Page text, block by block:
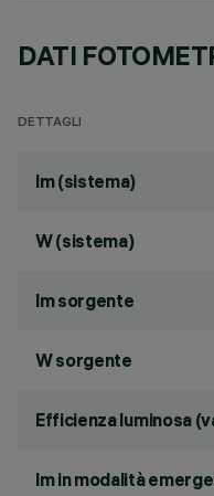
DATI
DETTAGLI
lm (sistema)
W (sistema)
lm sorgente
W sorgente
Efficienza luminosa
lm in modalità